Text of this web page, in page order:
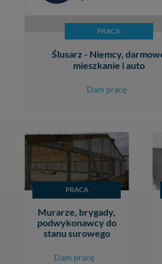
PRACA
Ślusarz - Niemcy,
mieszkanie i auto
Dam pracę
PRACA
Murarze, brygady,
podwykonawcy do
stanu surowego
Dam pracę